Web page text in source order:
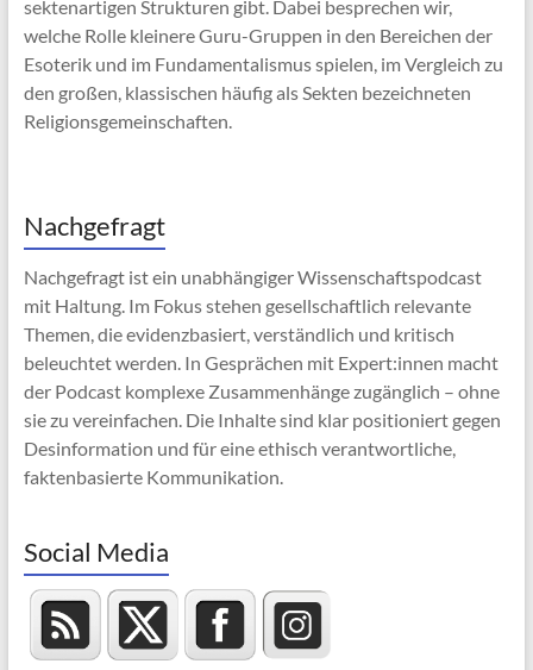
sektenartigen Strukturen gibt. Dabei besprechen wir,
welche Rolle kleinere Guru-Gruppen in den Bereichen der
Esoterik und im Fundamentalismus spielen, im Vergleich zu
den großen, klassischen häufig als Sekten bezeichneten
Religionsgemeinschaften.
Nachgefragt
Nachgefragt ist ein unabhängiger Wissenschaftspodcast
mit Haltung. Im Fokus stehen gesellschaftlich relevante
Themen, die evidenzbasiert, verständlich und kritisch
beleuchtet werden. In Gesprächen mit Expert:innen macht
der Podcast komplexe Zusammenhänge zugänglich – ohne
sie zu vereinfachen. Die Inhalte sind klar positioniert gegen
Desinformation und für eine ethisch verantwortliche,
faktenbasierte Kommunikation.
Social Media